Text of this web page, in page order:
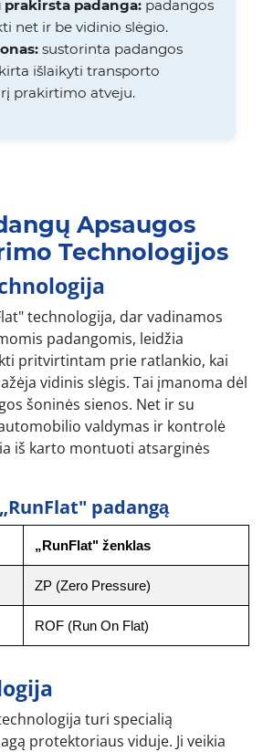
prakirsta padanga: padangos
net ir be vidinio slėgio.
sustorinta padangos
išlaikyti transporto
prakirtimo atveju.
Apsaugos
Technologijos
technologija, dar vadinamos
padangomis, leidžia
pritvirtintam prie ratlankio, kai
vidinis slėgis. Tai įmanoma dėl
šoninės sienos. Net ir su
valdymas ir kontrolė
iš karto montuoti atsarginės
padangą
„RunFlat" ženklas
ZP (Zero Pressure)
ROF (Run On Flat)
turi specialią
protektoriaus viduje. Ji veikia